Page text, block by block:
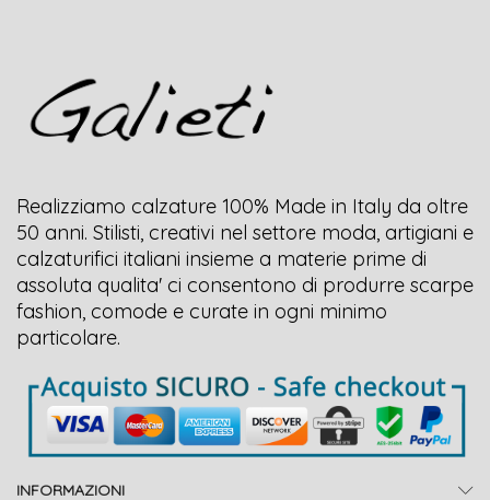
Realizziamo calzature 100% Made in Italy da oltre
50 anni. Stilisti, creativi nel settore moda, artigiani e
calzaturifici italiani insieme a materie prime di
assoluta qualita' ci consentono di produrre scarpe
fashion, comode e curate in ogni minimo
particolare.
INFORMAZIONI